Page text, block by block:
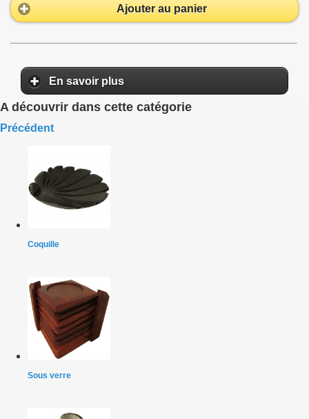
Ajouter au panier
En savoir plus
A découvrir dans cette catégorie
Précédent
Coquille
Sous verre